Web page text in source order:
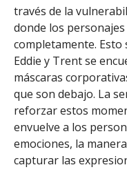
través de la
donde los
completamente. Esto
Eddie y Trent se
máscaras
que son debajo. La
reforzar estos
envuelve a los
emociones, la
capturar las